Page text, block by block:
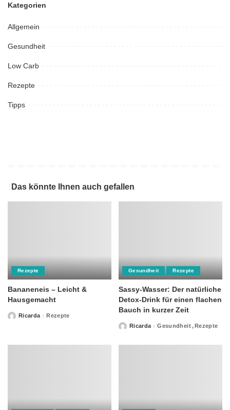
Kategorien
Allgemein
Gesundheit
Low Carb
Rezepte
Tipps
Das könnte Ihnen auch gefallen
Rezepte
Bananeneis – Leicht &
Hausgemacht
PostedRicarda Rezepte
Gesundheit Rezepte
Sassy-Wasser: Der natürliche
Detox-Drink für einen flachen
Bauch in kurzer Zeit
PostedRicarda Gesundheit Rezepte